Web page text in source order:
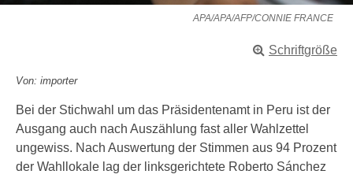
APA/APA/AFP/CONNIE FRANCE
Schriftgröße
Von: importer
Bei der Stichwahl um das Präsidentenamt in Peru ist der
Ausgang auch nach Auszählung fast aller Wahlzettel
ungewiss. Nach Auswertung der Stimmen aus 94 Prozent
der Wahllokale lag der linksgerichtete Roberto Sánchez